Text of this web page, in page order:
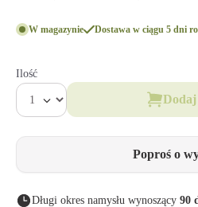
W magazynie Dostawa w ciągu 5 dni
Ilość
Dodaj
Poproś o
Długi okres namysłu wynoszący 90